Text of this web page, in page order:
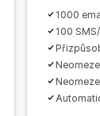
1000
100